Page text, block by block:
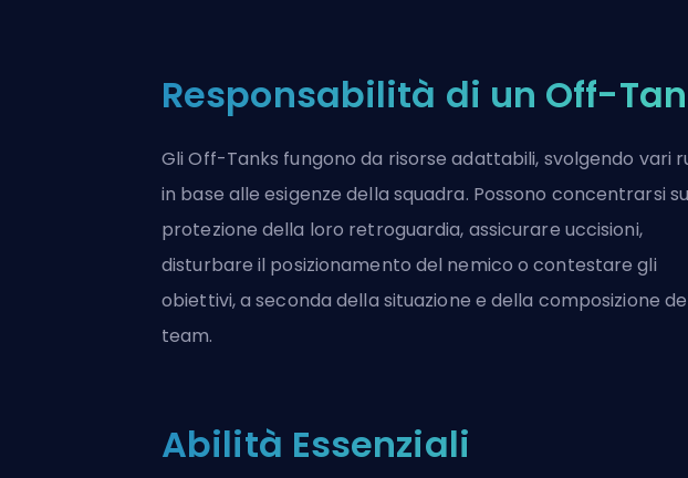
Responsabilità di un Off-
Gli Off-Tanks fungono da risorse adattabili, svolgendo vari
in base alle esigenze della squadra. Possono concentrarsi
protezione della loro retroguardia, assicurare uccisioni,
disturbare il posizionamento del nemico o contestare gli
obiettivi, a seconda della situazione e della composizione
team.
Abilità Essenziali